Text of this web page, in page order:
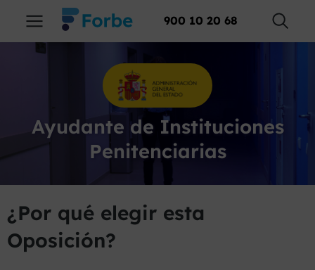
900 10 20 68
Ayudante de Instituciones
Penitenciarias
¿Por qué elegir esta
Oposición?